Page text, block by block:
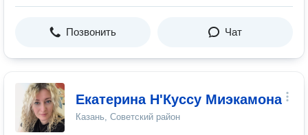
Позвонить Чат
Екатерина Н'Куссу Миэкамона
Казань, Советский район